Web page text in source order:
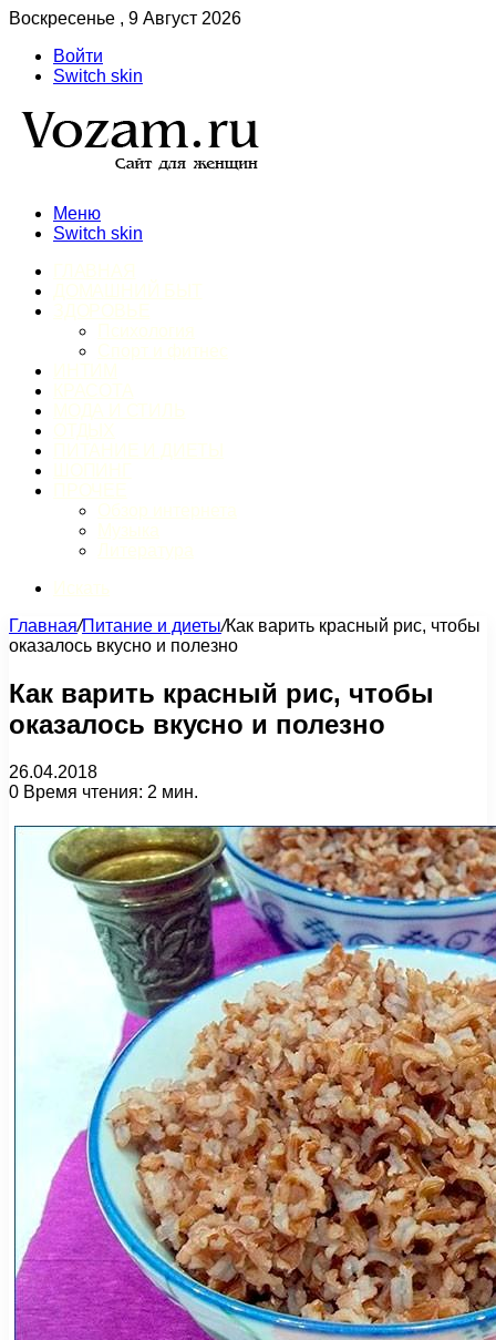
Воскресенье , 9 Август 2026
Войти
Switch skin
Меню
Switch skin
Главная/Питание и диеты/Как варить красный рис, чтобы
оказалось вкусно и полезно
Как варить красный рис, чтобы
оказалось вкусно и полезно
26.04.2018
0 Время чтения: 2 мин.